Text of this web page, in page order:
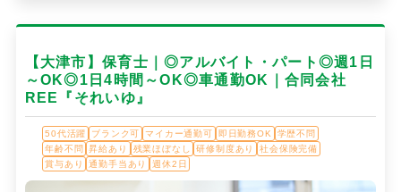
【大津市】保育士｜◎アルバイト・パート◎週1日
～OK◎1日4時間～OK◎車通勤OK｜合同会社
REE『それいゆ』
50代活躍 ブランク可 マイカー通勤可 即日勤務OK
学歴不問
年齢不問
昇給あり 残業ほぼなし 研修制度あり
社会保険完備
賞与あり
通勤手当あり 週休2日